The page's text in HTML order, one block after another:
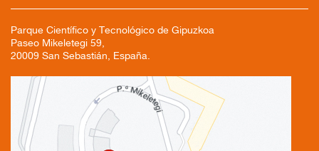
Parque Científico y Tecnológico de Gipuzkoa
Paseo Mikeletegi 59,
20009 San Sebastián, España.